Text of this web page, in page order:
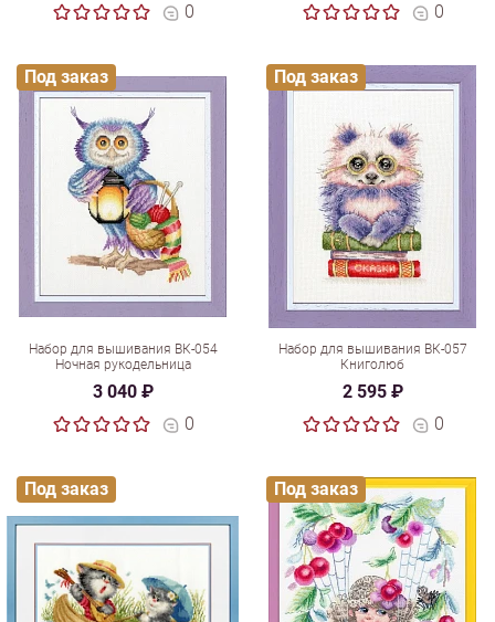
0
0
Набор для вышивания ВК-054
Ночная рукодельница
3 040 ₽
0
Под заказ
Набор для вышивания ВК-057
Книголюб
2 595 ₽
0
Под заказ
Под заказ Под заказ